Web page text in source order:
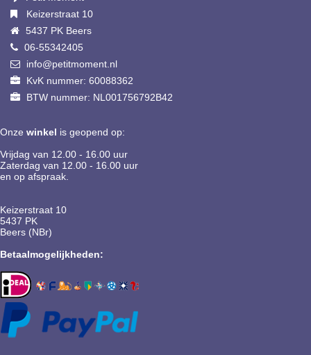
Keizerstraat 10
5437 PK Beers
06-55342405
info@petitmoment.nl
KvK nummer: 60088362
BTW nummer: NL001756792B42
Onze winkel is geopend op:
Vrijdag van 12.00 - 16.00 uur
Zaterdag van 12.00 - 16.00 uur
en op afspraak.
Keizerstraat 10
5437 PK
Beers (NBr)
Betaalmogelijkheden: